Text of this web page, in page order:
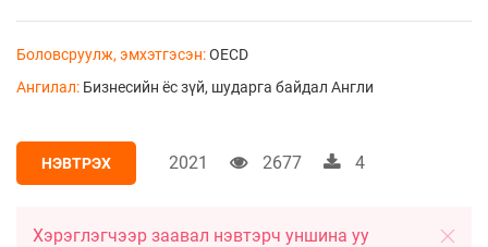
Боловсруулж, эмхэтгэсэн:OECD
Ангилал: Бизнесийн ёс зүй, шударга байдал Англи
НЭВТРЭХ 2021 2677 4
Хэрэглэгчээр заавал нэвтэрч уншина уу